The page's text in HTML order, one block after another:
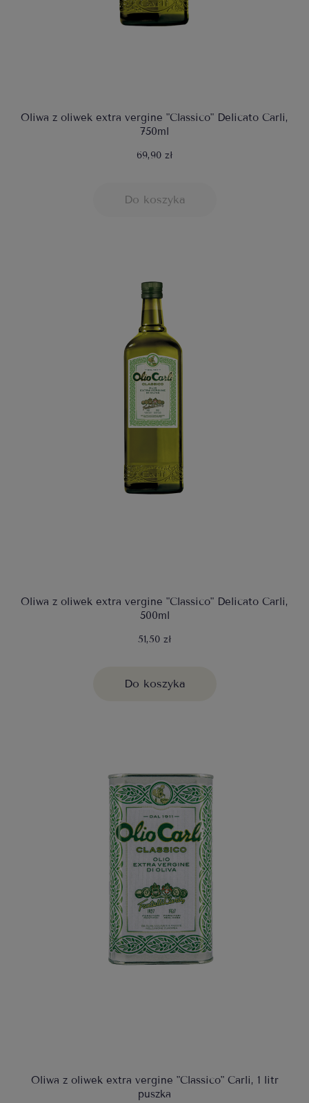
Oliwa z oliwek extra vergine "Classico" Delicato Carli,
750ml
69,90 zł
Do koszyka
Oliwa z oliwek extra vergine "Classico" Delicato Carli,
500ml
51,50 zł
Do koszyka
Oliwa z oliwek extra vergine "Classico" Carli, 1 litr
puszka